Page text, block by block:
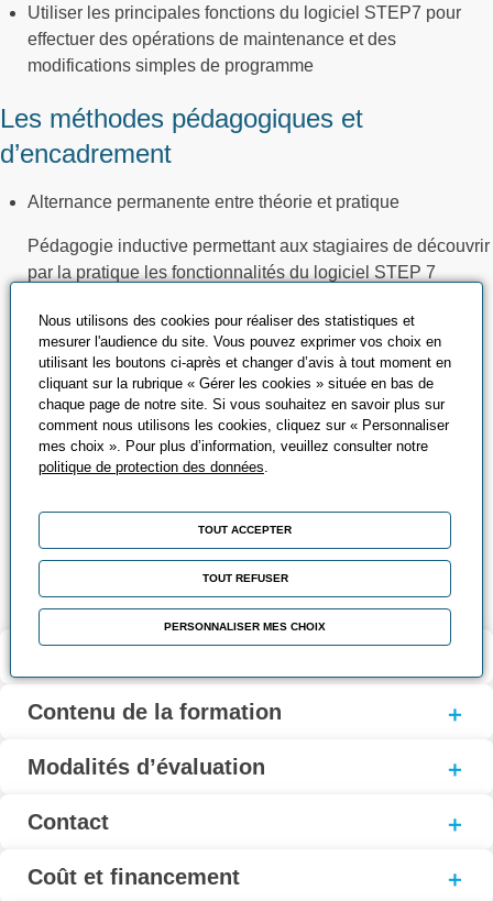
Utiliser les principales fonctions du logiciel STEP7 pour
effectuer des opérations de maintenance et des
modifications simples de programme
Les méthodes pédagogiques et
d’encadrement
Alternance permanente entre théorie et pratique
Pédagogie inductive permettant aux stagiaires de découvrir
par la pratique les fonctionnalités du logiciel STEP 7
Nombreux exercices et travaux pratiques réalisés
simultanément sur des équipements industriels utilisés à
des fins pédagogiques
Mise à disposition d’un banc complet de matériel
pédagogique et industriel comprenant :
Une console de programmation
Contenu de la formation
Modalités d’évaluation
Contact
Coût et financement
Nous utilisons des cookies pour réaliser des statistiques et
mesurer l'audience du site. Vous pouvez exprimer vos choix en
utilisant les boutons ci-après et changer d’avis à tout moment en
cliquant sur la rubrique « Gérer les cookies » située en bas de
chaque page de notre site. Si vous souhaitez en savoir plus sur
comment nous utilisons les cookies, cliquez sur « Personnaliser
mes choix ». Pour plus d’information, veuillez consulter notre
politique de protection des données
TOUT ACCEPTER
TOUT REFUSER
PERSONNALISER MES CHOIX